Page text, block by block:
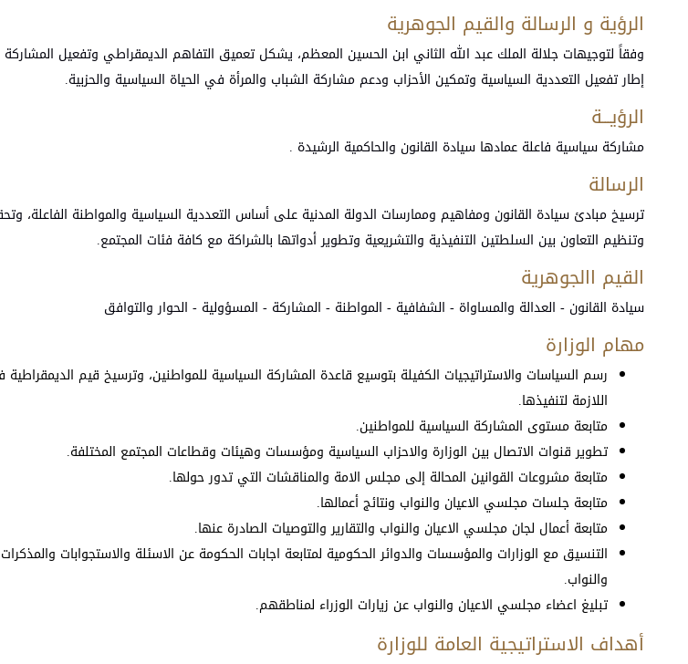
الرؤية و الرسالة والقيم الجوهرية
وفقاً لتوجيهات جلالة الملك عبد الله الثاني ابن الحسين المعظم، يشكل تعميق التفاهم الديمقراطي وتفعيل
إطار تفعيل التعددية السياسية وتمكين الأحزاب ودعم مشاركة الشباب والمرأة في الحياة السياسية والحزبية.
الرؤيـــة
مشاركة سياسية فاعلة عمادها سيادة القانون والحاكمية الرشيدة .
الرسالة
ترسيخ مبادئ سيادة القانون ومفاهيم وممارسات الدولة المدنية على أساس التعددية السياسية والمواطنة الفاعلة،
وتنظيم التعاون بين السلطتين التنفيذية والتشريعية وتطوير أدواتها بالشراكة مع كافة فئات المجتمع.
القيم االجوهرية
سيادة القانون - العدالة والمساواة - الشفافية - المواطنة - المشاركة - المسؤولية - الحوار والتوافق
مهام الوزارة
رسم السياسات والاستراتيجيات الكفيلة بتوسيع قاعدة المشاركة السياسية للمواطنين، وترسيخ قيم
اللازمة لتنفيذها.
متابعة مستوى المشاركة السياسية للمواطنين.
تطوير قنوات الاتصال بين الوزارة والاحزاب السياسية ومؤسسات وهيئات وقطاعات المجتمع المختلفة.
متابعة مشروعات القوانين المحالة إلى مجلس الامة والمناقشات التي تدور حولها.
متابعة جلسات مجلسي الاعيان والنواب ونتائج أعمالها.
متابعة أعمال لجان مجلسي الاعيان والنواب والتقارير والتوصيات الصادرة عنها.
التنسيق مع الوزارات والمؤسسات والدوائر الحكومية لمتابعة اجابات الحكومة عن الاسئلة والاستجوابات
والنواب.
تبليغ اعضاء مجلسي الاعيان والنواب عن زيارات الوزراء لمناطقهم.
أهداف الاستراتيجية العامة للوزارة